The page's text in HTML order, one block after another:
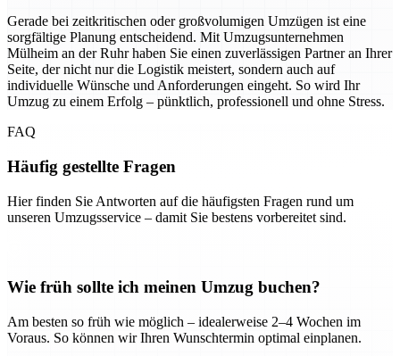
Gerade bei zeitkritischen oder großvolumigen Umzügen ist eine
sorgfältige Planung entscheidend. Mit Umzugsunternehmen
Mülheim an der Ruhr haben Sie einen zuverlässigen Partner an Ihrer
Seite, der nicht nur die Logistik meistert, sondern auch auf
individuelle Wünsche und Anforderungen eingeht. So wird Ihr
Umzug zu einem Erfolg – pünktlich, professionell und ohne Stress.
FAQ
Häufig gestellte Fragen
Hier finden Sie Antworten auf die häufigsten Fragen rund um
unseren Umzugsservice – damit Sie bestens vorbereitet sind.
Wie früh sollte ich meinen Umzug buchen?
Am besten so früh wie möglich – idealerweise 2–4 Wochen im
Voraus. So können wir Ihren Wunschtermin optimal einplanen.